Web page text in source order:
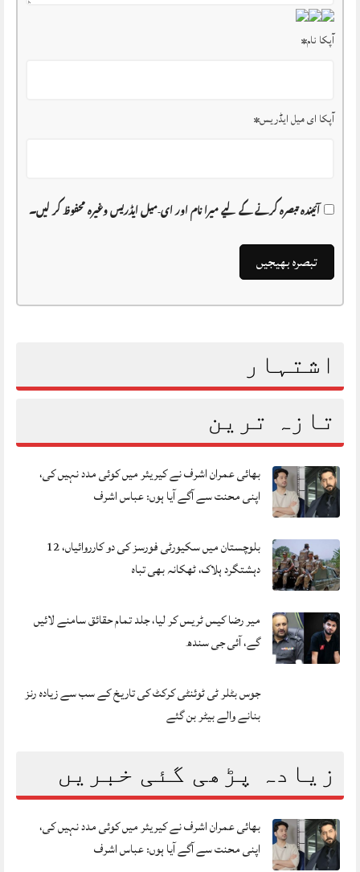
آپکا نام*
آپکا ای میل ایڈریس*
آئیندہ تبصرہ کرنے کے لیے میرا نام اور ای-میل ایڈریس وغیرہ محفوظ کر لیں۔
اشتہار
تازہ ترین
بھائی عمران اشرف نے کیریئر میں کوئی مدد نہیں کی،
اپنی محنت سے آگے آیا ہوں: عباس اشرف
بلوچستان میں سکیورٹی فورسز کی دو کارروائیاں، 12
دہشتگرد ہلاک، ٹھکانہ بھی تباہ
میر رضا کیس ٹریس کر لیا، جلد تمام حقائق سامنے لائیں
گے، آئی جی سندھ
جوس بٹلر ٹی ٹوئنٹی کرکٹ کی تاریخ کے سب سے زیادہ رنز
بنانے والے بیٹر بن گئے
زیادہ پڑھی گئی خبریں
بھائی عمران اشرف نے کیریئر میں کوئی مدد نہیں کی،
اپنی محنت سے آگے آیا ہوں: عباس اشرف